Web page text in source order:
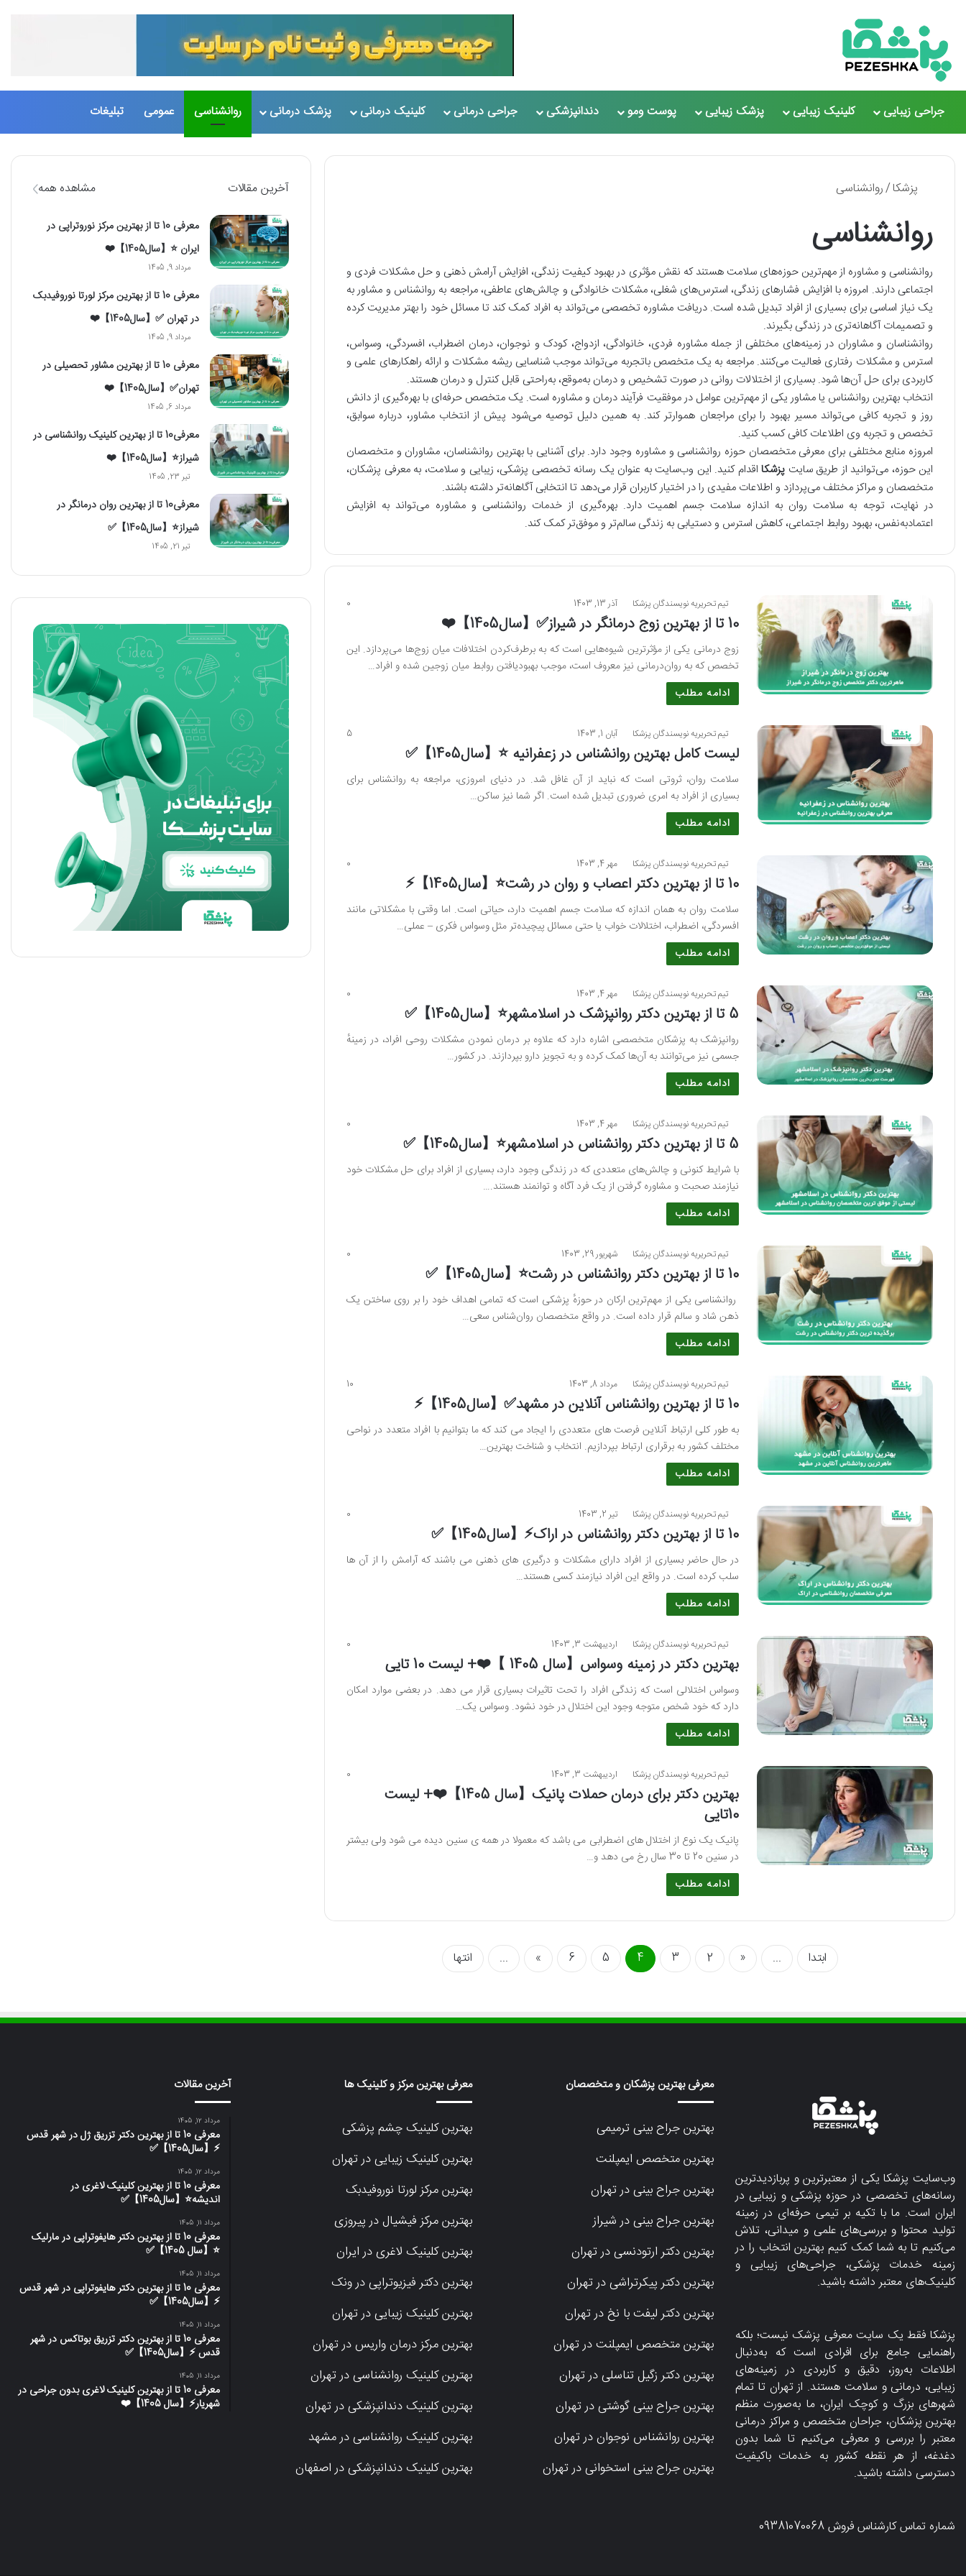
جراحی زیبایی کلینیک زیبایی پزشک زیبایی پوست ومو دندانپزشکی جراحی درمانی کلینیک درمانی پزشک درمانی روانشناسی عمومی تبلیغات
پزشکا/روانشناسی
روانشناسی
روانشناسی و مشاوره از مهم‌ترین حوزه‌های سلامت هستند که نقش مؤثری در بهبود کیفیت زندگی، افزایش آرامش ذهنی و حل مشکلات فردی و
اجتماعی دارند. امروزه با افزایش فشارهای زندگی، استرس‌های شغلی، مشکلات خانوادگی و چالش‌های عاطفی، مراجعه به روانشناس و مشاور به
یک نیاز اساسی برای بسیاری از افراد تبدیل شده است. دریافت مشاوره تخصصی می‌تواند به افراد کمک کند تا مسائل خود را بهتر مدیریت کرده
و تصمیمات آگاهانه‌تری در زندگی بگیرند.
روانشناسان و مشاوران در زمینه‌های مختلفی از جمله مشاوره فردی، خانوادگی، ازدواج، کودک و نوجوان، درمان اضطراب، افسردگی، وسواس،
استرس و مشکلات رفتاری فعالیت می‌کنند. مراجعه به یک متخصص باتجربه می‌تواند موجب شناسایی ریشه مشکلات و ارائه راهکارهای علمی و
کاربردی برای حل آن‌ها شود. بسیاری از اختلالات روانی در صورت تشخیص و درمان به‌موقع، به‌راحتی قابل کنترل و درمان هستند.
انتخاب بهترین روانشناس یا مشاور یکی از مهم‌ترین عوامل در موفقیت فرآیند درمان و مشاوره است. یک متخصص حرفه‌ای با بهره‌گیری از دانش
روز و تجربه کافی می‌تواند مسیر بهبود را برای مراجعان هموارتر کند. به همین دلیل توصیه می‌شود پیش از انتخاب مشاور، درباره سوابق،
تخصص و تجربه وی اطلاعات کافی کسب کنید.
امروزه منابع مختلفی برای معرفی متخصصان حوزه روانشناسی و مشاوره وجود دارد. برای آشنایی با بهترین روانشناسان، مشاوران و متخصصان
این حوزه، می‌توانید از طریق سایت پزشکا اقدام کنید. این وب‌سایت به عنوان یک رسانه تخصصی پزشکی، زیبایی و سلامت، به معرفی پزشکان،
متخصصان و مراکز مختلف می‌پردازد و اطلاعات مفیدی را در اختیار کاربران قرار می‌دهد تا انتخابی آگاهانه‌تر داشته باشند.
در نهایت، توجه به سلامت روان به اندازه سلامت جسم اهمیت دارد. بهره‌گیری از خدمات روانشناسی و مشاوره می‌تواند به افزایش
اعتمادبه‌نفس، بهبود روابط اجتماعی، کاهش استرس و دستیابی به زندگی سالم‌تر و موفق‌تر کمک کند.
تیم تحریریه نویسندگان پزشکا آذر 13, 1403 0
10 تا از بهترین زوج درمانگر در شیراز✅【سال1405】❤️
زوج درمانی یکی از مؤثرترین شیوه‌هایی است که به برطرف‌کردن اختلافات میان زوج‌ها می‌پردازد. این
تخصص که به روان‌درمانی نیز معروف است، موجب بهبودیافتن روابط میان زوجین شده و افراد…
ادامه مطلب
تیم تحریریه نویسندگان پزشکا آبان 1, 1403 5
لیست کامل بهترین روانشناس در زعفرانیه ⭐【سال1405】✅
سلامت روان، ثروتی است که نباید از آن غافل شد. در دنیای امروزی، مراجعه به روانشناس برای
بسیاری از افراد به امری ضروری تبدیل شده است. اگر شما نیز ساکن…
ادامه مطلب
تیم تحریریه نویسندگان پزشکا مهر 4, 1403 0
10 تا از بهترین دکتر اعصاب و روان در رشت⭐【سال1405】⚡️
سلامت روان به همان اندازه که سلامت جسم اهمیت دارد، حیاتی است. اما وقتی با مشکلاتی مانند
افسردگی، اضطراب، اختلالات خواب یا حتی مسائل پیچیده‌تر مثل وسواس فکری – عملی…
ادامه مطلب
تیم تحریریه نویسندگان پزشکا مهر 4, 1403 0
5 تا از بهترین دکتر روانپزشک در اسلامشهر⭐【سال1405】✅
روانپزشک به پزشکان متخصصی اشاره دارد که علاوه بر درمان نمودن مشکلات روحی افراد، در زمینهٔ
جسمی نیز می‌توانند به آن‌ها کمک کرده و به تجویز دارو بپردازند. در کشور…
ادامه مطلب
تیم تحریریه نویسندگان پزشکا مهر 4, 1403 0
5 تا از بهترین دکتر روانشناس در اسلامشهر⭐【سال1405】✅
با شرایط کنونی و چالش‌های متعددی که در زندگی وجود دارد، بسیاری از افراد برای حل مشکلات خود
نیازمند صحبت و مشاوره گرفتن از یک فرد آگاه و توانمند هستند.…
ادامه مطلب
تیم تحریریه نویسندگان پزشکا شهریور 29, 1403 0
10 تا از بهترین دکتر روانشناس در رشت⭐【سال1405】✅
روانشناسی یکی از مهم‌ترین ارکان در حوزهٔ پزشکی است که تمامی اهداف خود را بر روی ساختن یک
ذهن شاد و سالم قرار داده است. در واقع متخصصان روان‌شناس سعی…
ادامه مطلب
تیم تحریریه نویسندگان پزشکا مرداد 8, 1403 10
10 تا از بهترین روانشناس آنلاین در مشهد✅【سال1405】⚡
به طور کلی ارتباط آنلاین فرصت‌ های متعددی را ایجاد می‌ کند که ما بتوانیم با افراد متعدد در نواحی
مختلف کشور به برقراری ارتباط بپردازیم. انتخاب و شناخت بهترین…
ادامه مطلب
تیم تحریریه نویسندگان پزشکا تیر 2, 1403 0
10 تا از بهترین دکتر روانشناس در اراک⚡【سال1405】✅
در حال حاضر بسیاری از افراد دارای مشکلات و درگیری های ذهنی می باشند که آرامش را از آن ها
سلب کرده است. در واقع این افراد نیازمند کسی هستند…
ادامه مطلب
تیم تحریریه نویسندگان پزشکا اردیبهشت 3, 1403 0
بهترین دکتر در زمینه وسواس【سال 1405 】❤️+ لیست 10 تایی
وسواس اختلالی است که زندگی افراد را تحت تاثیرات بسیاری قرار می دهد. در بعضی موارد امکان
دارد که خود شخص متوجه وجود این اختلال در خود نشود. وسواس یک…
ادامه مطلب
تیم تحریریه نویسندگان پزشکا اردیبهشت 3, 1403 0
بهترین دکتر برای درمان حملات پانیک【سال 1405】❤️+ لیست
10تایی
پانیک یک نوع از اختلال های اضطرابی می باشد که معمولا در همه ی سنین دیده می شود ولی بیشتر
در سنین 20 تا 30 سال رخ می دهد و…
ادامه مطلب
ابتدا ...
«
2
3
4
5
6
»
... انتها
آخرین مقالات مشاهده همه
معرفی 10 تا از بهترین مرکز نوروتراپی در
ایران ⭐【سال1405】❤️
مرداد 9, 1405
معرفی 10 تا از بهترین مرکز لورتا نوروفیدبک
در تهران ✅【سال1405】❤️
مرداد 9, 1405
معرفی 10 تا از بهترین مشاور تحصیلی در
تهران✅【سال1405】❤️
مرداد 6, 1405
معرفی10 تا از بهترین کلینیک روانشناسی در
شیراز⭐【سال1405】❤️
تیر 23, 1405
معرفی10 تا از بهترین روان درمانگر در
شیراز⭐【سال1405】✅
تیر 21, 1405
وب‌سایت پزشکا یکی از معتبرترین و پربازدیدترین
رسانه‌های تخصصی در حوزه پزشکی و زیبایی در
ایران است. ما با تکیه بر تیمی حرفه‌ای در زمینه
تولید محتوا و بررسی‌های علمی و میدانی، تلاش
می‌کنیم تا به شما کمک کنیم بهترین انتخاب را در
زمینه خدمات پزشکی، جراحی‌های زیبایی و
کلینیک‌های معتبر داشته باشید.
پزشکا فقط یک سایت معرفی پزشک نیست؛ بلکه
راهنمایی جامع برای افرادی است که به‌دنبال
اطلاعات به‌روز، دقیق و کاربردی در زمینه‌های
زیبایی، درمانی و سلامت هستند. از تهران تا تمام
شهرهای بزرگ و کوچک ایران، ما به‌صورت منظم
بهترین پزشکان، جراحان متخصص و مراکز درمانی
معتبر را بررسی و معرفی می‌کنیم تا شما بدون
دغدغه، از هر نقطه کشور به خدمات باکیفیت
دسترسی داشته باشید.
شماره تماس کارشناس فروش09381070068
معرفی بهترین پزشکان و متخصصان
بهترین جراح بینی ترمیمی
بهترین متخصص ایمپلنت
بهترین جراح بینی در تهران
بهترین جراح بینی در شیراز
بهترین دکتر ارتودنسی در تهران
بهترین دکتر پیکرتراشی در تهران
بهترین دکتر لیفت با نخ در تهران
بهترین متخصص ایمپلنت در تهران
بهترین دکتر زگیل تناسلی در تهران
بهترین جراح بینی گوشتی در تهران
بهترین روانشناس نوجوان در تهران
بهترین جراح بینی استخوانی در تهران
معرفی بهترین مرکز و کلینیک ها
بهترین کلینیک چشم پزشکی
بهترین کلینیک زیبایی در تهران
بهترین مرکز لورتا نوروفیدبک
بهترین مرکز فیشیال در پیروزی
بهترین کلینیک لاغری در ایران
بهترین دکتر فیزیوتراپی در ونک
بهترین کلینیک زیبایی در تهران
بهترین مرکز درمان واریس در تهران
بهترین کلینیک روانشناسی در تهران
بهترین کلینیک دندانپزشکی در تهران
بهترین کلینیک روانشناسی در مشهد
بهترین کلینیک دندانپزشکی در اصفهان
آخرین مقالات
مرداد 12, 1405
معرفی 10 تا از بهترین دکتر تزریق ژل در شهر قدس
⚡️【سال1405】✅
مرداد 12, 1405
معرفی 10 تا از بهترین کلینیک لاغری در
اندیشه⭐【سال1405】✅
مرداد 11, 1405
معرفی 10 تا از بهترین دکتر هایفوتراپی در مارلیک
⭐【سال 1405】✅
مرداد 11, 1405
معرفی 10 تا از بهترین دکتر هایفوتراپی در شهر قدس
⚡️【سال1405】✅
مرداد 11, 1405
معرفی 10 تا از بهترین دکتر تزریق بوتاکس در شهر
قدس ⚡️【سال1405】✅
مرداد 11, 1405
معرفی 10 تا از بهترین کلینیک لاغری بدون جراحی در
شهریار⚡【سال 1405】❤️